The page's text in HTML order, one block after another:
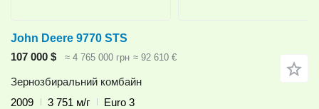
John Deere 9770 STS
107 000 $
≈ 4 765 000 грн ≈ 92 610 €
Зернозбиральний комбайн
2009
3 751 м/г
Euro 3